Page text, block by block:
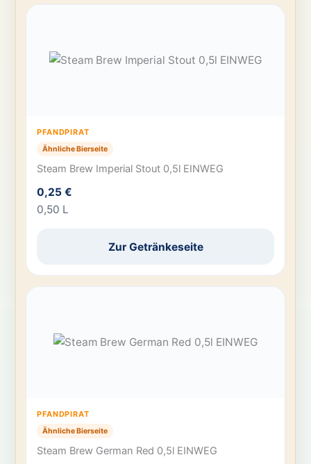
PFANDPIRAT
Ähnliche Bierseite
Steam Brew Imperial Stout 0,5l EINWEG
0,25 €
0,50 L
Zur Getränkeseite
PFANDPIRAT
Ähnliche Bierseite
Steam Brew German Red 0,5l EINWEG